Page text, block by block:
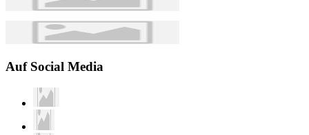
Auf Social Media